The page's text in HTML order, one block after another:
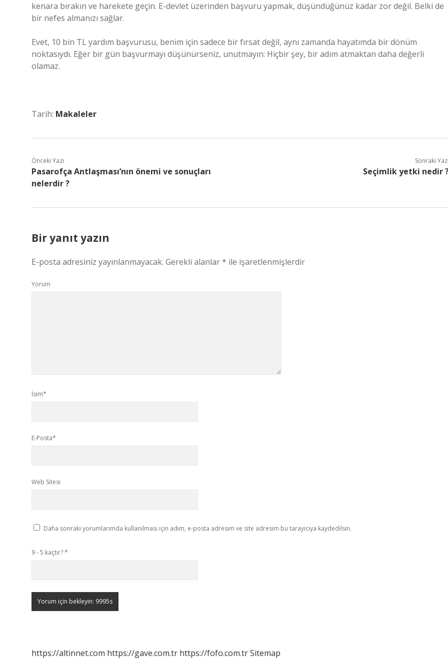
kenara bırakın ve harekete geçin. E-devlet üzerinden başvuru yapmak, düşündüğünüz kadar zor değil. Belki de
bir nefes almanızı sağlar.
Evet, 10 bin TL yardım başvurusu, benim için sadece bir fırsat değil, aynı zamanda hayatımda bir dönüm
noktasıydı. Eğer bir gün başvurmayı düşünürseniz, unutmayın: Hiçbir şey, bir adım atmaktan daha değerli
olamaz.
Tarih: Makaleler
Önceki Yazı
Pasarofça Antlaşması’nın önemi ve sonuçları
nelerdir ?
Sonraki
Seçimlik yetki nedir
Bir yanıt yazın
E-posta adresiniz yayınlanmayacak. Gerekli alanlar* ile işaretlenmişlerdir
Yorum
İsim*
E-Posta*
Web Sitesi
Daha sonraki yorumlarımda kullanılması için adım, e-posta adresim ve site adresim bu tarayıcıya kaydedilsin.
9 - 5 kaçtır?*
https://altinnet.com https://gave.com.tr https://fofo.com.trSitemap